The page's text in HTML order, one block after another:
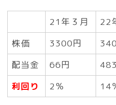
21年３月 22
株価
3300円
配当金
66円
利回り
2％ 14